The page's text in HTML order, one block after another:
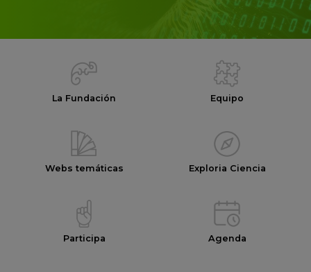
La Fundación Equipo
Webs temáticas Exploria Ciencia
Participa Agenda